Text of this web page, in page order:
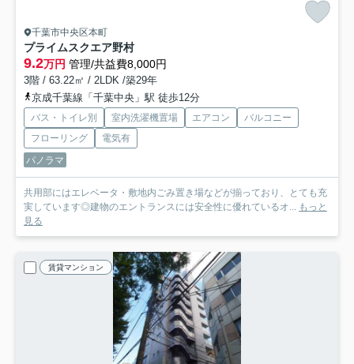
千葉市中央区本町
プライムスクエア野村
9.2万円 管理/共益費8,000円
3階 / 63.22㎡ / 2LDK /築29年
京成千葉線「千葉中央」駅 徒歩12分
バス・トイレ別 室内洗濯機置場 エアコン
バルコニー
フローリング
電気有
パノラマ
共用部にはエレベータ・敷地内ごみ置き場などが揃っており、とても充
実しています◎建物のエントランスには安全性に優れているオ...
もっと
見る
賃貸マンション